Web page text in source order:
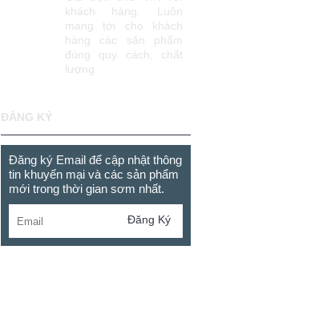
khách hàng. Luôn
mang tới cho khách
hàng các sản phẩm
đúng quy cách, chất
lượng.
ĐĂNG KÝ
Đăng ký Email để cập nhật thông
tin khuyến mại và các sản phẩm
mới trong thời gian sơm nhất.
Đăng Ký